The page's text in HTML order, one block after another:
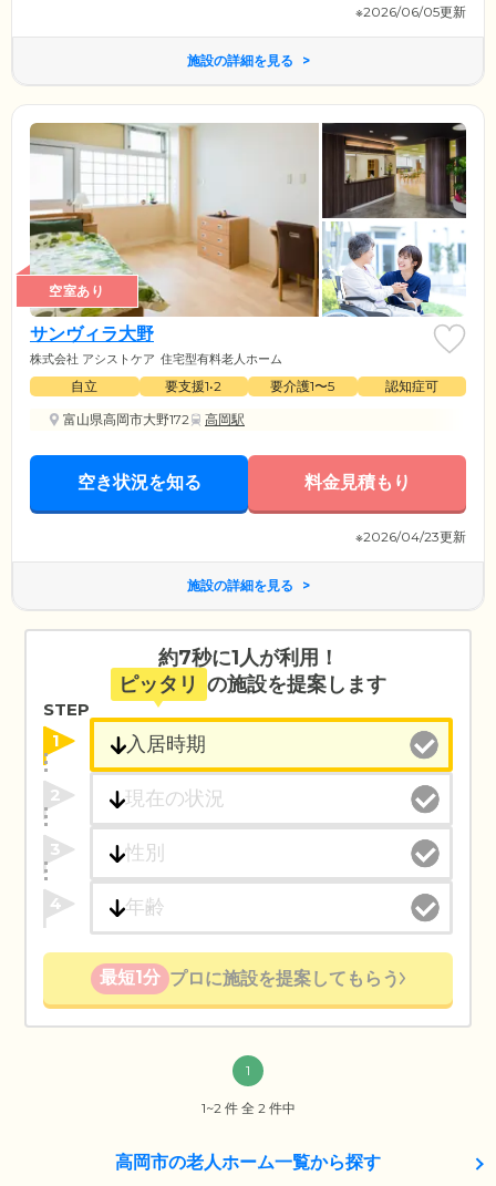
※2026/06/05更新
施設の詳細を見る
空室あり
サンヴィラ大野
株式会社 アシストケア 住宅型有料老人ホーム
自立 要支援1•2 要介護1〜5
認知症可
富山県高岡市大野172
高岡駅
空き状況を知る 料金見積もり
※2026/04/23更新
施設の詳細を見る
約7秒に1人が利用！
ピッタリ の施設を提案します
STEP
1
2
3
4
最短1分 プロに施設を提案してもらう
1
1~2 件 全 2 件中
高岡市の老人ホーム一覧から探す